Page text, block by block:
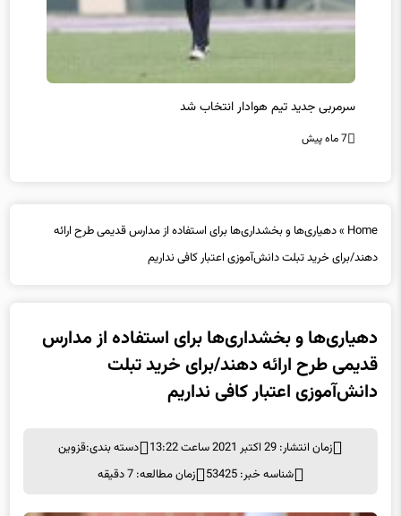
سرمربی جدید تیم هوادار انتخاب شد
7 ماه پیش
دهند/برای خرید تبلت دانش‌آموزی اعتبار کافی نداریم
قدیمی طرح ارائه دهند/برای خرید تبلت
دانش‌آموزی اعتبار کافی نداریم
شناسه خبر: 53425
زمان مطالعه: 7 دقیقه